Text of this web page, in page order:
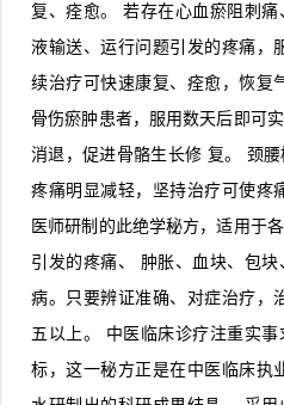
复、痊愈。若存在心血瘀阻刺
液输送、运行问题引发的疼痛，
续治疗可快速康复、痊愈，恢复
骨伤瘀肿患者，服用数天后即可
消退，促进骨骼生长修 复。 颈
疼痛明显减轻，坚持治疗可使疼
医师研制的此绝学秘方，适用于
引发的疼痛、 肿胀、血块、包
病。只要辨证准确、对症治疗，
五以上。 中医临床诊疗注重实
标，这一秘方正是在中医临床执